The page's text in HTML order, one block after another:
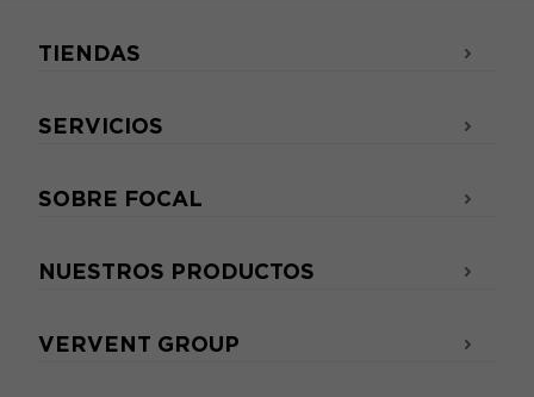
TIENDAS
SERVICIOS
SOBRE FOCAL
NUESTROS PRODUCTOS
VERVENT GROUP